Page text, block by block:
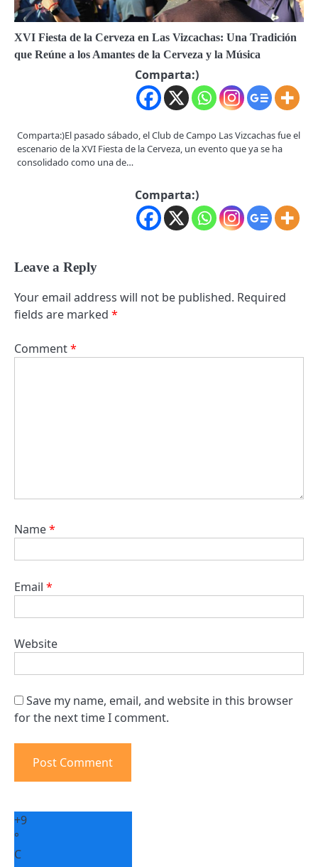
XVI Fiesta de la Cerveza en Las Vizcachas: Una Tradición
que Reúne a los Amantes de la Cerveza y la Música
Comparta:)
Comparta:)El pasado sábado, el Club de Campo Las Vizcachas fue el
escenario de la XVI Fiesta de la Cerveza, un evento que ya se ha
consolidado como una de…
Comparta:)
Leave a Reply
Your email address will not be published. Required
fields are marked *
Comment*
Name*
Email *
Website
Save my name, email, and website in this browser
for the next time I comment.
+9
°
C